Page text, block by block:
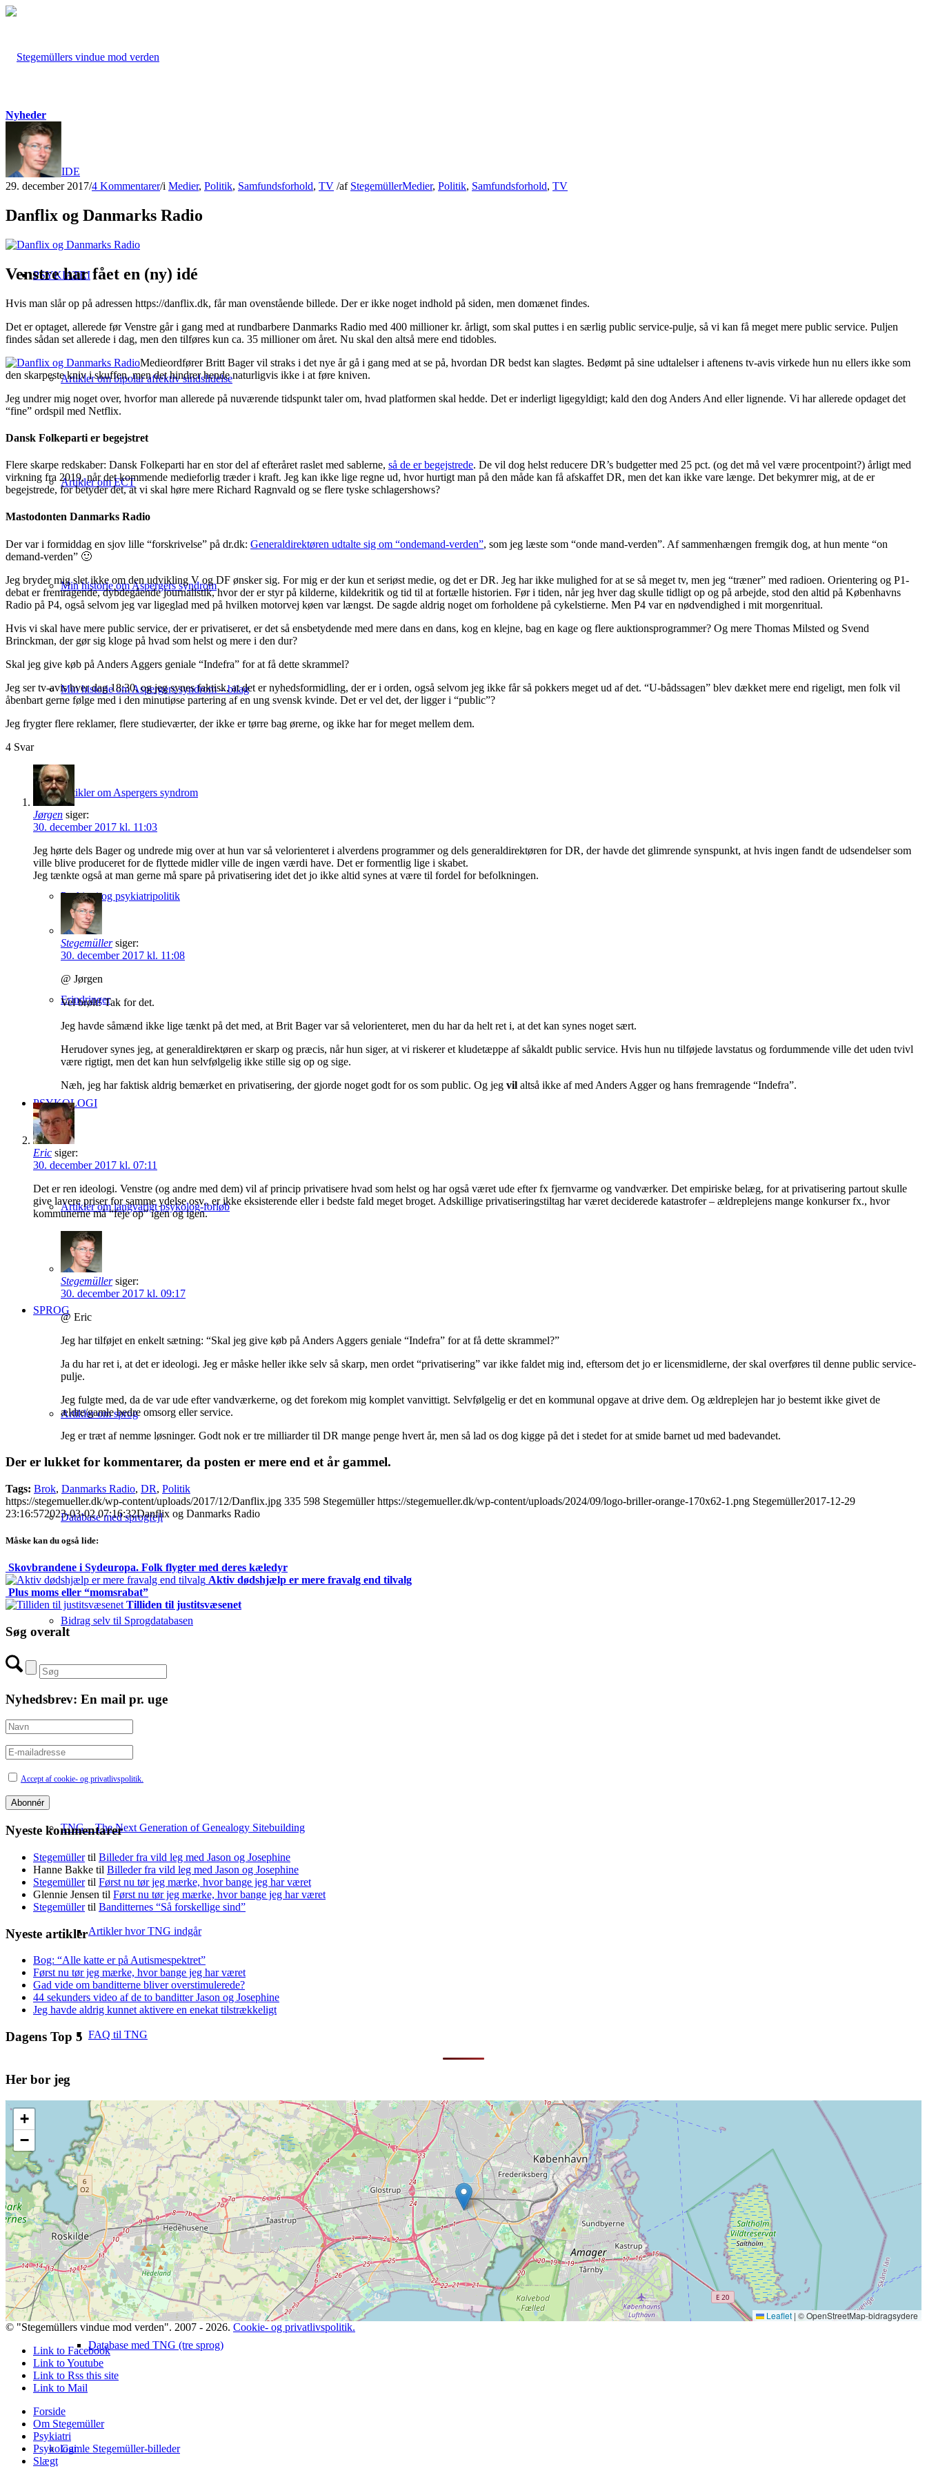
FORSIDE
PSYKIATRI
Artikler om bipolar affektiv sindslidelse
Artikler om ECT
Min historie om Aspergers syndrom
Min historie om Aspergers syndrom – bilag
Artikler om Aspergers syndrom
Psykiatri og psykiatripolitik
Erindringer
PSYKOLOGI
Artikler om langvarigt psykolog-forløb
SPROG
Artikler om sprog
Database med sprogfejl
Bidrag selv til Sprogdatabasen
SLÆGT
TNG – The Next Generation of Genealogy Sitebuilding
Artikler hvor TNG indgår
FAQ til TNG
Forum for FAQ til TNG
TNG-support
Database med TNG (tre sprog)
Gamle Stegemüller-billeder
Nyheder
29. december 2017/4 Kommentarer/i Medier, Politik, Samfundsforhold, TV /af StegemüllerMedier, Politik, Samfundsforhold, TV
Danflix og Danmarks Radio
Venstre har fået en (ny) idé
Hvis man slår op på adressen https://danflix.dk, får man ovenstående billede. Der er ikke noget indhold på siden, men domænet findes.
Det er optaget, allerede før Venstre går i gang med at rundbarbere Danmarks Radio med 400 millioner kr. årligt, som skal puttes i en særlig public service-pulje, så vi kan få meget mere public service. Puljen
findes sådan set allerede i dag, men den tilføres kun ca. 35 millioner om året. Nu skal den altså mere end tidobles.
Medieordfører Britt Bager vil straks i det nye år gå i gang med at se på, hvordan DR bedst kan slagtes. Bedømt på sine udtalelser i aftenens tv-avis virkede hun nu ellers ikke som
den skarpeste kniv i skuffen, men det hindrer hende naturligvis ikke i at føre kniven.
Jeg undrer mig noget over, hvorfor man allerede på nuværende tidspunkt taler om, hvad platformen skal hedde. Det er inderligt ligegyldigt; kald den dog Anders And eller lignende. Vi har allerede opdaget det
“fine” ordspil med Netflix.
Dansk Folkeparti er begejstret
Flere skarpe redskaber: Dansk Folkeparti har en stor del af efteråret raslet med sablerne, så de er begejstrede. De vil dog helst reducere DR’s budgetter med 25 pct. (og det må vel være procentpoint?) årligt med
virkning fra 2019, når det kommende medieforlig træder i kraft. Jeg kan ikke lige regne ud, hvor hurtigt man på den måde kan få afskaffet DR, men det kan ikke vare længe. Det bekymrer mig, at de er
begejstrede, for betyder det, at vi skal høre mere Richard Ragnvald og se flere tyske schlagershows?
Mastodonten Danmarks Radio
Der var i formiddag en sjov lille “forskrivelse” på dr.dk: Generaldirektøren udtalte sig om “ondemand-verden”, som jeg læste som “onde mand-verden”. Af sammenhængen fremgik dog, at hun mente “on
demand-verden” 🙂
Jeg bryder mig slet ikke om den udvikling V og DF ønsker sig. For mig er der kun et seriøst medie, og det er DR. Jeg har ikke mulighed for at se så meget tv, men jeg “træner” med radioen. Orientering og P1-
debat er fremragende, dybdegående journalistik, hvor der er styr på kilderne, kildekritik og tid til at fortælle historien. Før i tiden, når jeg hver dag skulle tidligt op og på arbejde, stod den altid på Københavns
Radio på P4, også selvom jeg var ligeglad med på hvilken motorvej køen var længst. De sagde aldrig noget om forholdene på cykelstierne. Men P4 var en nødvendighed i mit morgenritual.
Hvis vi skal have mere public service, der er privatiseret, er det så ensbetydende med mere dans en dans, kog en klejne, bag en kage og flere auktionsprogrammer? Og mere Thomas Milsted og Svend
Brinckman, der gør sig kloge på hvad som helst og mere i den dur?
Skal jeg give køb på Anders Aggers geniale “Indefra” for at få dette skrammel?
Jeg ser tv-avis hver dag 18:30, og jeg synes faktisk, at det er nyhedsformidling, der er i orden, også selvom jeg ikke får så pokkers meget ud af det. “U-bådssagen” blev dækket mere end rigeligt, men folk vil
åbenbart gerne følge med i den minutiøse partering af en ung svensk kvinde. Det er vel det, der ligger i “public”?
Jeg frygter flere reklamer, flere studieværter, der ikke er tørre bag ørerne, og ikke har for meget mellem dem.
4 Svar
Jørgen siger:
30. december 2017 kl. 11:03
Jeg hørte dels Bager og undrede mig over at hun var så velorienteret i alverdens programmer og dels generaldirektøren for DR, der havde det glimrende synspunkt, at hvis ingen fandt de udsendelser som
ville blive produceret for de flyttede midler ville de ingen værdi have. Det er formentlig lige i skabet.
Jeg tænkte også at man gerne må spare på privatisering idet det jo ikke altid synes at være til fordel for befolkningen.
Stegemüller siger:
30. december 2017 kl. 11:08
@ Jørgen
Vel brølt! Tak for det.
Jeg havde såmænd ikke lige tænkt på det med, at Brit Bager var så velorienteret, men du har da helt ret i, at det kan synes noget sært.
Herudover synes jeg, at generaldirektøren er skarp og præcis, når hun siger, at vi riskerer et kludetæppe af såkaldt public service. Hvis hun nu tilføjede lavstatus og fordummende ville det uden tvivl
være rigtigt, men det kan hun selvfølgelig ikke stille sig op og sige.
Næh, jeg har faktisk aldrig bemærket en privatisering, der gjorde noget godt for os som public. Og jeg vil altså ikke af med Anders Agger og hans fremragende “Indefra”.
Eric siger:
30. december 2017 kl. 07:11
Det er ren ideologi. Venstre (og andre med dem) vil af princip privatisere hvad som helst og har også været ude efter fx fjernvarme og vandværker. Det empiriske belæg, for at privatisering partout skulle
give lavere priser for samme ydelse osv., er ikke eksisterende eller i bedste fald meget broget. Adskillige privatiseringstiltag har været deciderede katastrofer – ældreplejens mange konkurser fx., hvor
kommunerne må “feje op” igen og igen.
Stegemüller siger:
30. december 2017 kl. 09:17
@ Eric
Jeg har tilføjet en enkelt sætning: “Skal jeg give køb på Anders Aggers geniale “Indefra” for at få dette skrammel?”
Ja du har ret i, at det er ideologi. Jeg er måske heller ikke selv så skarp, men ordet “privatisering” var ikke faldet mig ind, eftersom det jo er licensmidlerne, der skal overføres til denne public service-
pulje.
Jeg fulgte med, da de var ude efter vandværkerne, og det forekom mig komplet vanvittigt. Selvfølgelig er det en kommunal opgave at drive dem. Og ældreplejen har jo bestemt ikke givet de
ældre/gamle bedre omsorg eller service.
Jeg er træt af nemme løsninger. Godt nok er tre milliarder til DR mange penge hvert år, men så lad os dog kigge på det i stedet for at smide barnet ud med badevandet.
Der er lukket for kommentarer, da posten er mere end et år gammel.
Tags: Brok, Danmarks Radio, DR, Politik
https://stegemueller.dk/wp-content/uploads/2017/12/Danflix.jpg 335 598 Stegemüller https://stegemueller.dk/wp-content/uploads/2024/09/logo-briller-orange-170x62-1.png Stegemüller2017-12-29
23:16:572023-03-02 07:16:32Danflix og Danmarks Radio
Måske kan du også lide:
Skovbrandene i Sydeuropa. Folk flygter med deres kæledyr
Aktiv dødshjælp er mere fravalg end tilvalg
Plus moms eller “momsrabat”
Tilliden til justitsvæsenet
Søg overalt
Nyhedsbrev: En mail pr. uge
Accept af cookie- og privatlivspolitik.
Nyeste kommentarer
Stegemüllertil Billeder fra vild leg med Jason og Josephine
Hanne Bakke til Billeder fra vild leg med Jason og Josephine
Stegemüllertil Først nu tør jeg mærke, hvor bange jeg har været
Glennie Jensen til Først nu tør jeg mærke, hvor bange jeg har været
Stegemüllertil Banditternes “Så forskellige sind”
Nyeste artikler
Bog: “Alle katte er på Autismespektret”
Først nu tør jeg mærke, hvor bange jeg har været
Gad vide om banditterne bliver overstimulerede?
44 sekunders video af de to banditter Jason og Josephine
Jeg havde aldrig kunnet aktivere en enekat tilstrækkeligt
Dagens Top 5
Her bor jeg
+
−
Leaflet | © OpenStreetMap-bidragsydere
© "Stegemüllers vindue mod verden". 2007 - 2026. Cookie- og privatlivspolitik.
Link to Facebook
Link to Youtube
Link to Rss this site
Link to Mail
Forside
Om Stegemüller
Psykiatri
Psykologi
Slægt